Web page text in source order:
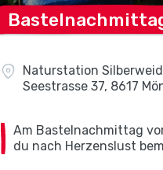
Naturstation
Seestrasse 37, 8617
Am Bastelnachmittag
du nach Herzenslust